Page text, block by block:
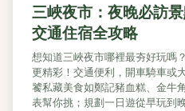
三峽夜市：夜晚必訪景
交通住宿全攻略
想知道三峽夜市哪裡最夯好玩嗎
更精彩！交通便利，開車騎車或
饕私藏美食如鄭記豬血糕、金牛
表幫你挑；規劃一日遊從早玩到